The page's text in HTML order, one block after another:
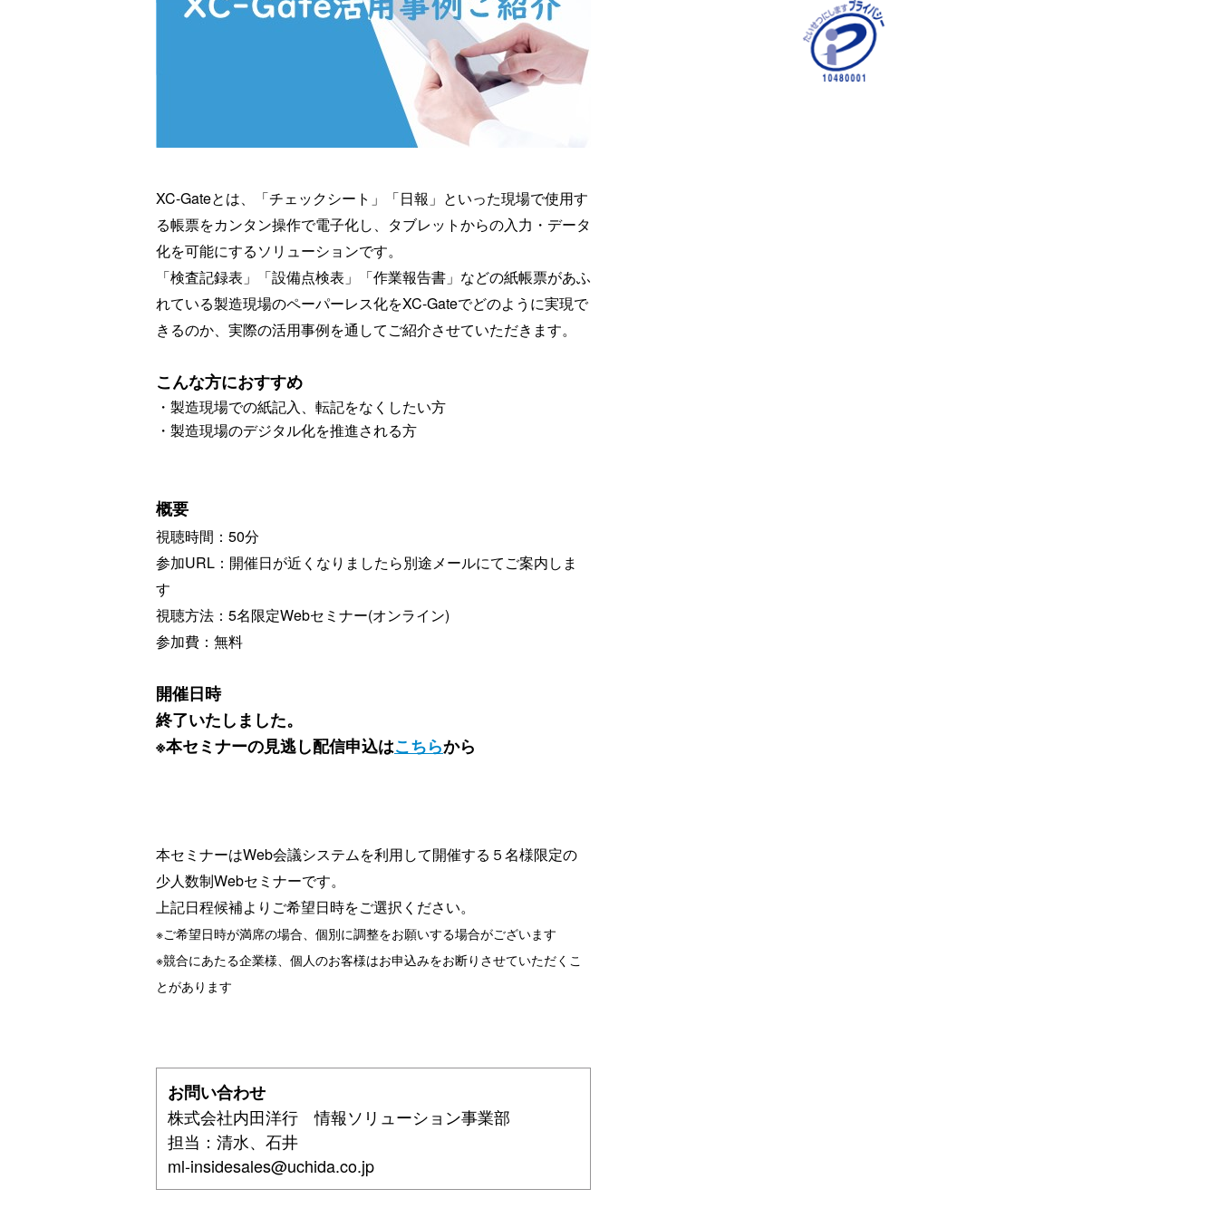
XC-Gateとは、「チェックシート」「日報」といった現場で使用す
る帳票をカンタン操作で電子化し、タブレットからの入力・データ
化を可能にするソリューションです。
「検査記録表」「設備点検表」「作業報告書」などの紙帳票があふ
れている製造現場のペーパーレス化をXC-Gateでどのように実現で
きるのか、実際の活用事例を通してご紹介させていただきます。
こんな方におすすめ
・製造現場での紙記入、転記をなくしたい方
・製造現場のデジタル化を推進される方
概要
視聴時間：50分
参加URL：開催日が近くなりましたら別途メールにてご案内しま
す
視聴方法：5名限定Webセミナー(オンライン)
参加費： 無料
開催日時
終了いたしました。
※本セミナーの見逃し配信申込はこちらから
本セミナーはWeb会議システムを利用して開催する５名様限定の
少人数制Webセミナーです。
上記日程候補よりご希望日時をご選択ください。
※ご希望日時が満席の場合、個別に調整をお願いする場合がございます
※競合にあたる企業様、個人のお客様はお申込みをお断りさせていただくこ
とがあります
お問い合わせ
株式会社内田洋行 情報ソリューション事業部
担当：清水、石井
ml-insidesales@uchida.co.jp